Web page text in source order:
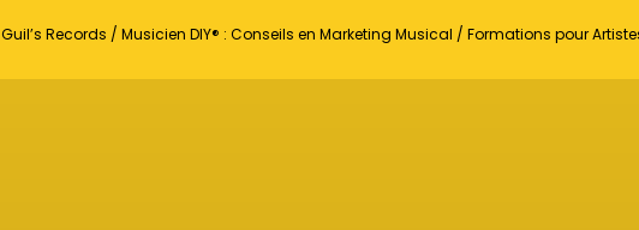
Guil’s Records / Musicien DIY® : Conseils en Marketing Musical / Formations pour